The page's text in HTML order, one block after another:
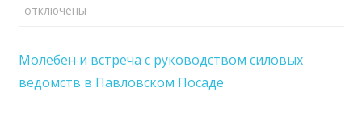
отключены
Молебен и встреча с руководством силовых
ведомств в Павловском Посаде